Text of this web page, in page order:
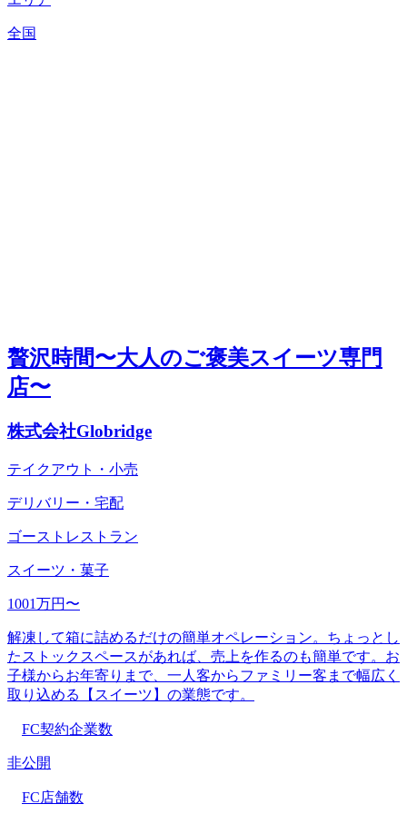
全国
贅沢時間〜大人のご褒美スイーツ専門
店〜
株式会社Globridge
テイクアウト・小売
デリバリー・宅配
ゴーストレストラン
スイーツ・菓子
1001万円〜
解凍して箱に詰めるだけの簡単オペレーション。ちょっとし
たストックスペースがあれば、売上を作るのも簡単です。お
子様からお年寄りまで、一人客からファミリー客まで幅広く
取り込める【スイーツ】の業態です。
FC契約企業数
非公開
FC店舗数